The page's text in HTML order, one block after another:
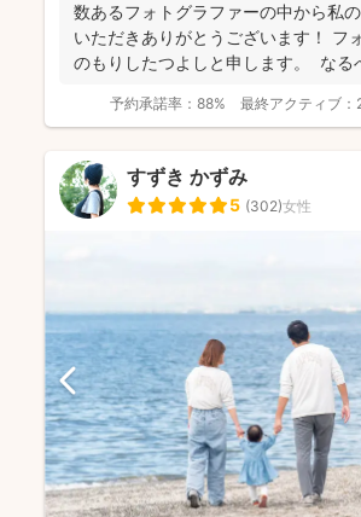
数あるフォトグラファーの中から私
いただきありがとうございます！ フ
のもりしたつよしと申します。 なる
予約承諾率： 88% 最終アクティブ：
すずき かずみ
5 (302)女性